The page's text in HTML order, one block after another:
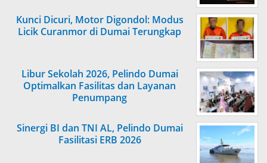
Kunci Dicuri, Motor Digondol: Modus
Licik Curanmor di Dumai Terungkap
Libur Sekolah 2026, Pelindo Dumai
Optimalkan Fasilitas dan Layanan
Penumpang
Sinergi BI dan TNI AL, Pelindo Dumai
Fasilitasi ERB 2026